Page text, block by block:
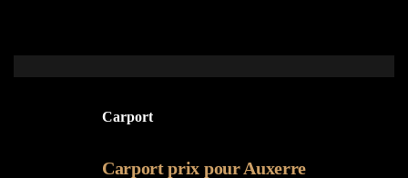
Carport
Carport prix pour Auxerre